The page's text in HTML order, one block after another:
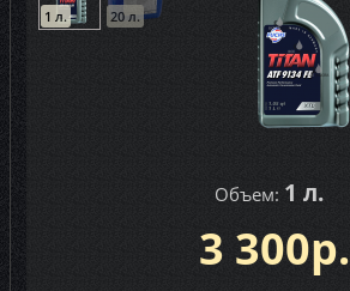
1 л. 20 л.
Объем: 1 л.
3 300р.